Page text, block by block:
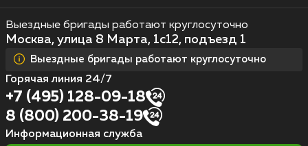
Выездные бригады работают круглосуточно
Москва, улица 8 Марта, 1с12, подъезд 1
Выездные бригады работают круглосуточно
Горячая линия 24/7
+7 (495) 128-09-18
8 (800) 200-38-19
Информационная служба